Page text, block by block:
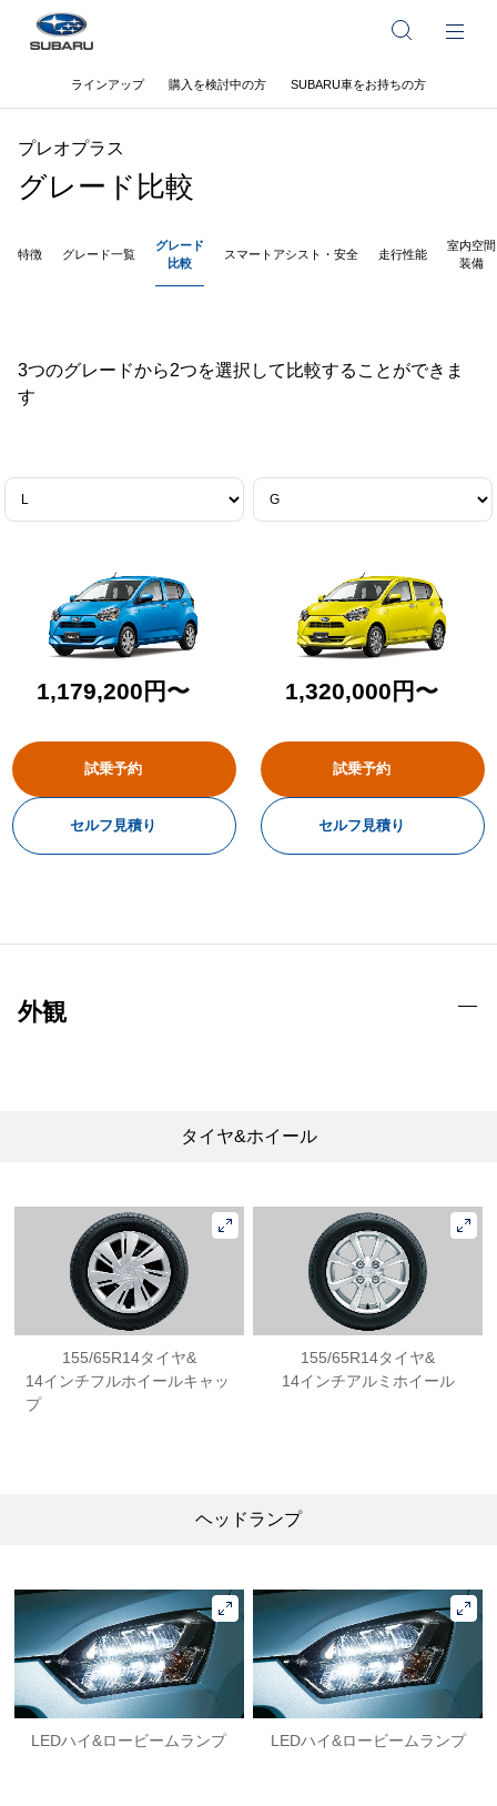
ラインアップ 購入を検討中の方 SUBARU車をお持ちの方
プレオプラス
グレード比較
特徴 グレード一覧
グレード
比較
スマートアシスト・安全 走行性能
室内空間
装備
3つのグレードから2つを選択して比較することができま
す
1,179,200円〜
試乗予約
セルフ見積り
1,320,000円〜
試乗予約
セルフ見積り
外観
タイヤ&ホイール
155/65R14タイヤ&
14インチフルホイールキャッ
プ
155/65R14タイヤ&
14インチアルミホイール
ヘッドランプ
LEDハイ&ロービームランプ LEDハイ&ロービームランプ